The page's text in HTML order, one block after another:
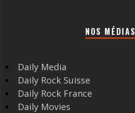
NOS MÉDIAS
Daily Media
Daily Rock Suisse
Daily Rock France
Daily Movies